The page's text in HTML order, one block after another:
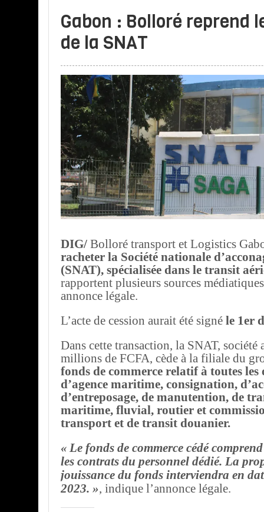
Gabon : Bolloré reprend
de la SNAT
DIG/ Bolloré transport et Logistics
racheter la Société nationale
(SNAT), spécialisée dans le transit
rapportent plusieurs sources
annonce légale.
L’acte de cession aurait été signé le 1er
Dans cette transaction, la SNAT, société
millions de FCFA, cède à la filiale du
fonds de commerce relatif à toutes les
d’agence maritime, consignation,
d’entreposage, de manutention, de
maritime, fluvial, routier et
transport et de transit douanier.
« Le fonds de commerce cédé
les contrats du personnel dédié. La
jouissance du fonds interviendra en
2023. », indique l’annonce légale.